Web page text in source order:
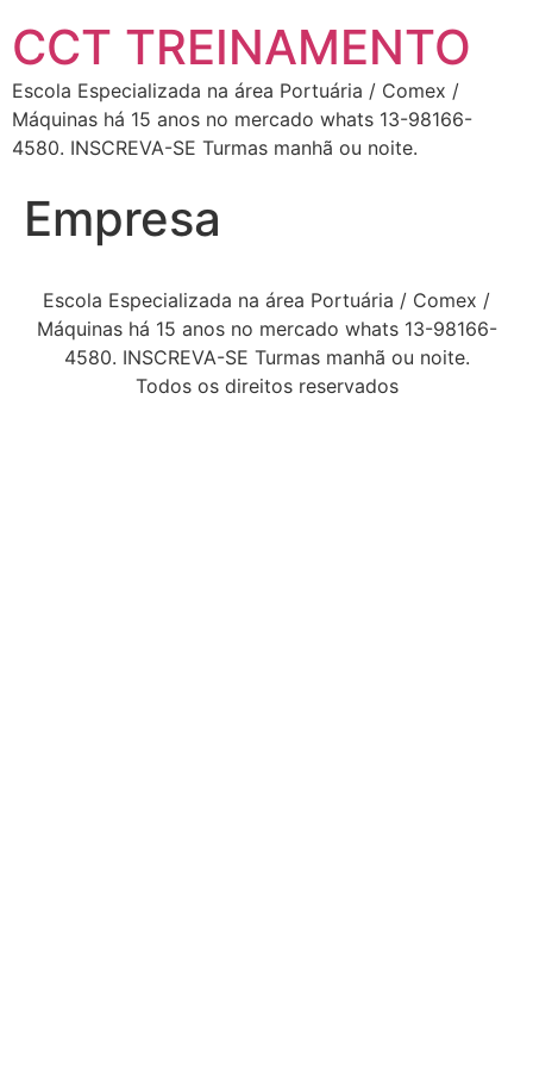
CCT TREINAMENTO
Escola Especializada na área Portuária / Comex /
Máquinas há 15 anos no mercado whats 13-98166-
4580. INSCREVA-SE Turmas manhã ou noite.
Empresa
Escola Especializada na área Portuária / Comex /
Máquinas há 15 anos no mercado whats 13-98166-
4580. INSCREVA-SE Turmas manhã ou noite.
Todos os direitos reservados